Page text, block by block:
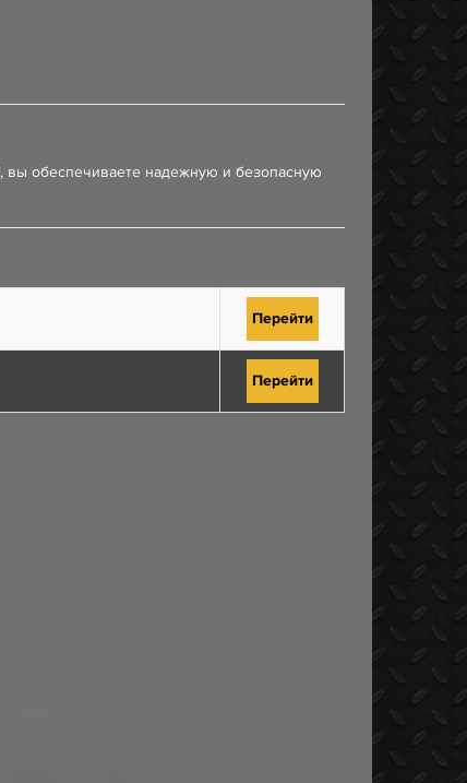
, вы обеспечиваете надежную и безопасную
Перейти
Перейти